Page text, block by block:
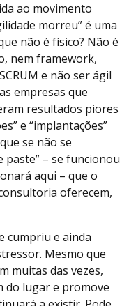
ao movimento
morreu” é uma
não é físico? Não é
nem framework,
e não ser ágil
empresas que
resultados piores
e “implantações”
se não se
paste” – se funcionou
aqui – que o
oferecem,
cumpriu e ainda
Mesmo que
muitas das vezes,
do lugar e promove